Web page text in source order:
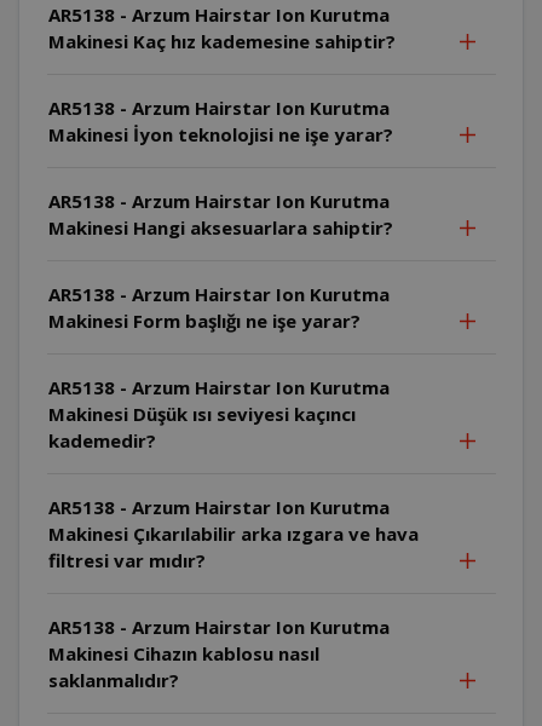
AR5138 - Arzum Hairstar Ion Kurutma
Makinesi Kaç hız kademesine sahiptir?
AR5138 - Arzum Hairstar Ion Kurutma
Makinesi İyon teknolojisi ne işe yarar?
AR5138 - Arzum Hairstar Ion Kurutma
Makinesi Hangi aksesuarlara sahiptir?
AR5138 - Arzum Hairstar Ion Kurutma
Makinesi Form başlığı ne işe yarar?
AR5138 - Arzum Hairstar Ion Kurutma
Makinesi Düşük ısı seviyesi kaçıncı
kademedir?
AR5138 - Arzum Hairstar Ion Kurutma
Makinesi Çıkarılabilir arka ızgara ve hava
filtresi var mıdır?
AR5138 - Arzum Hairstar Ion Kurutma
Makinesi Cihazın kablosu nasıl
saklanmalıdır?